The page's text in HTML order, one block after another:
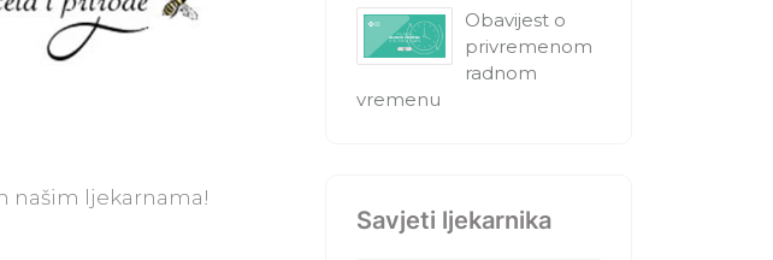
našim ljekarnama!
Obavijest o
privremenom
radnom
vremenu
Savjeti ljekarnika